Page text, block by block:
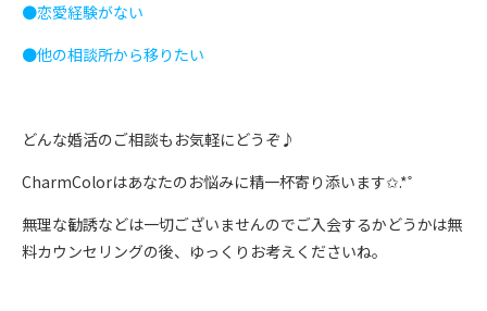
●恋愛経験がない
●他の相談所から移りたい
どんな婚活のご相談もお気軽にどうぞ♪
CharmColorはあなたのお悩みに精一杯寄り添います✩.*˚
無理な勧誘などは一切ございませんのでご入会するかどうかは無
料カウンセリングの後、ゆっくりお考えくださいね。